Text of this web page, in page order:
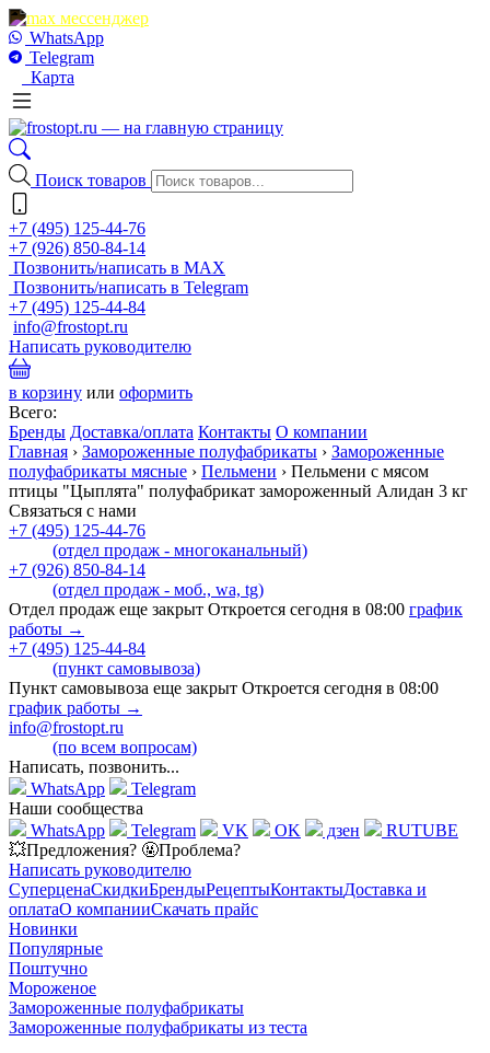
WhatsApp
Telegram
Карта
Поиск товаров
+7 (495) 125-44-76
+7 (926) 850-84-14
Позвонить/написать в MAX
Позвонить/написать в Telegram
+7 (495) 125-44-84
info@frostopt.ru
Написать руководителю
в корзину или оформить
Всего:
Бренды Доставка/оплата Контакты О компании
Главная › Замороженные полуфабрикаты › Замороженные
полуфабрикаты мясные › Пельмени › Пельмени с мясом
птицы "Цыплята" полуфабрикат замороженный Алидан 3 кг
Связаться с нами
+7 (495) 125-44-76
(отдел продаж - многоканальный)
+7 (926) 850-84-14
(отдел продаж - моб., wa, tg)
Отдел продаж еще закрыт Откроется сегодня в 08:00 график
работы →
+7 (495) 125-44-84
(пункт самовывоза)
Пункт самовывоза еще закрыт Откроется сегодня в 08:00
график работы →
info@frostopt.ru
(по всем вопросам)
Написать, позвонить...
WhatsApp
Telegram
Наши сообщества
WhatsApp
Telegram VK OK дзен
RUTUBE
💥Предложения? 🤬Проблема?
Написать руководителю
СуперценаСкидкиБрендыРецептыКонтактыДоставка и
оплатаО компанииСкачать прайс
Новинки
Популярные
Поштучно
Мороженое
Замороженные полуфабрикаты
Замороженные полуфабрикаты из теста